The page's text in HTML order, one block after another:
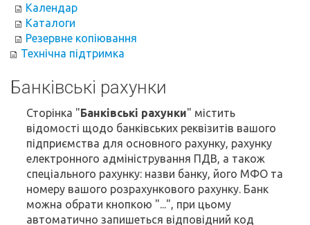
Календар
Каталоги
Резервне копіювання
Технічна підтримка
Банківські рахунки
Сторінка "Банківські рахунки" містить
відомості щодо банківських реквізитів вашого
підприємства для основного рахунку, рахунку
електронного адміністрування ПДВ, а також
спеціального рахунку: назви банку, його МФО та
номеру вашого розрахункового рахунку. Банк
можна обрати кнопкою "...", при цьому
автоматично запишеться відповідний код